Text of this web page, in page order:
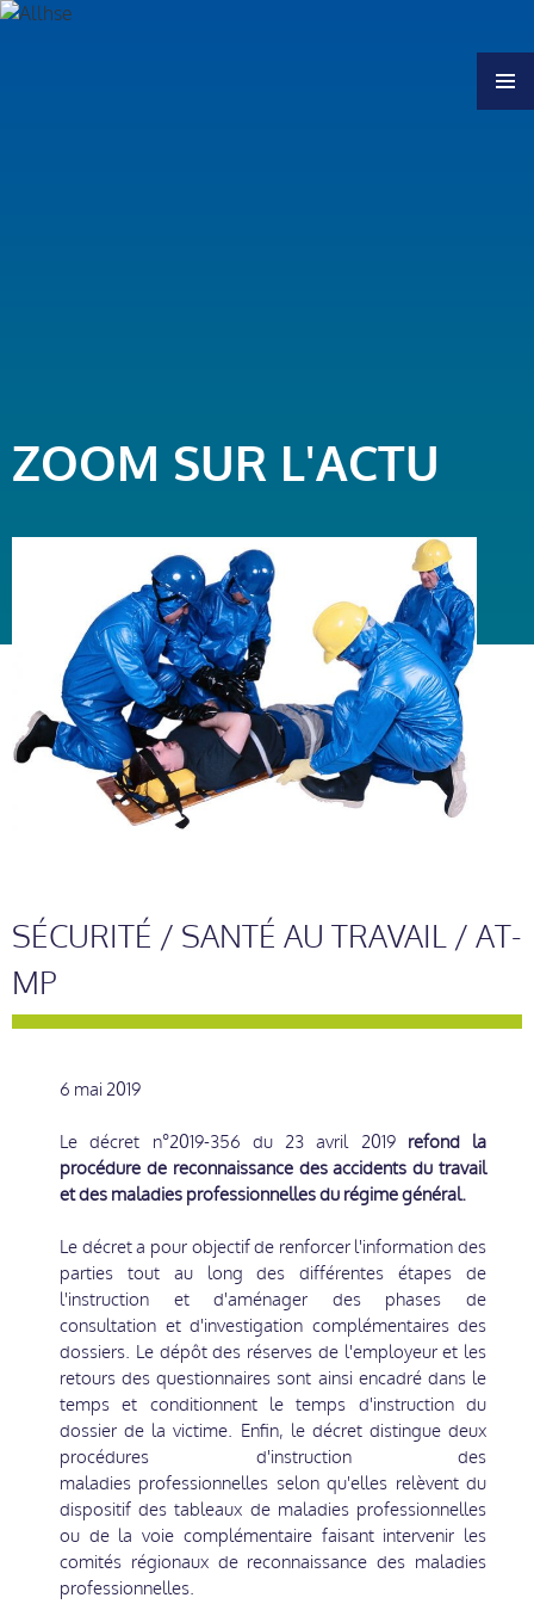
ZOOM SUR L'ACTU
SÉCURITÉ / SANTÉ AU TRAVAIL / AT-
MP
6 mai 2019
Le décret n°2019-356 du 23 avril 2019 refond la
procédure de reconnaissance des accidents du travail
et des maladies professionnelles du régime général.
Le décret a pour objectif de renforcer l'information des
parties tout au long des différentes étapes de
l'instruction et d'aménager des phases de
consultation et d'investigation complémentaires des
dossiers. Le dépôt des réserves de l'employeur et les
retours des questionnaires sont ainsi encadré dans le
temps et conditionnent le temps d'instruction du
dossier de la victime. Enfin, le décret distingue deux
procédures d'instruction des
maladies professionnelles selon qu'elles relèvent du
dispositif des tableaux de maladies professionnelles
ou de la voie complémentaire faisant intervenir les
comités régionaux de reconnaissance des maladies
professionnelles.